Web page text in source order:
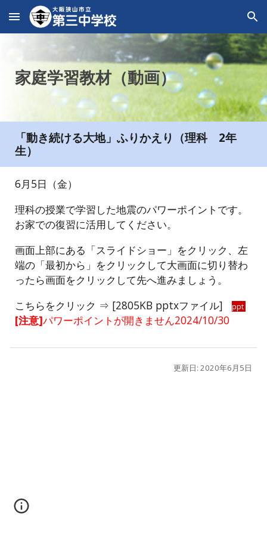
Skip to main content Skip to navigation
家庭学習教材（動画）
「動き続ける大地」ふりかえり（理科 2年
生）
6月5日（金）
理科の授業で学習した地震のパワーポイントです。
お家での復習に活用してください。
画面上部にある「スライドショー」をクリック、左
端の「最初から」をクリックして大画面に切り替わ
ったら画面をクリックして先へ進みましょう。
こちらをクリック ⇒ [2805KB pptxファイル]
ppt
[注意]パワーポイントが開きません2024/10/30
更新日: 2020年6月5日